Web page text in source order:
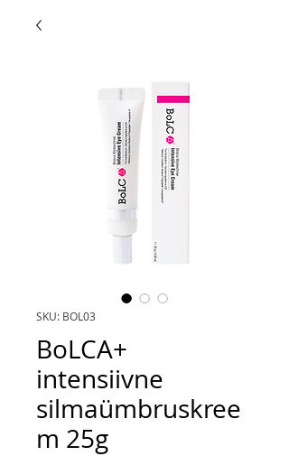
SKU: BOL03
BoLCA+
intensiivne
silmaümbruskree
m 25g